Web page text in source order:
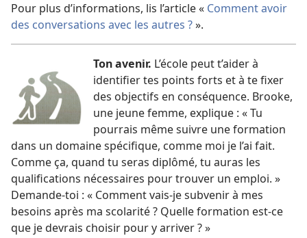
Pour plus d’informations, lis l’article « Comment avoir
des conversations avec les autres ?».
Ton avenir. L’école peut t’aider à
identifier tes points forts et à te fixer
des objectifs en conséquence. Brooke,
une jeune femme, explique : « Tu
pourrais même suivre une formation
dans un domaine spécifique, comme moi je l’ai fait.
Comme ça, quand tu seras diplômé, tu auras les
qualifications nécessaires pour trouver un emploi. »
Demande-toi : « Comment vais-je subvenir à mes
besoins après ma scolarité ? Quelle formation est-ce
que je devrais choisir pour y arriver ? »